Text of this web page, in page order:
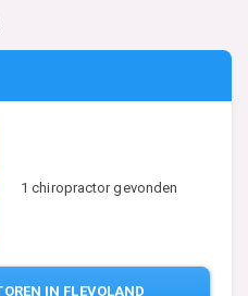
1 chiropractor gevonden
IN FLEVOLAND